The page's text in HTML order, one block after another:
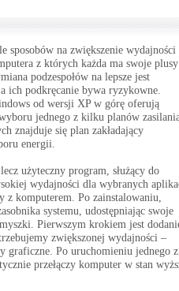
sposobów na zwiększenie wydajności
z których każda ma swoje
podzespołów na lepsze jest
ich podkręcanie bywa ryzykowne.
od wersji XP w górę oferują
jednego z kilku planów
znajduje się plan zakładający
energii.
użyteczny program, służący do
wydajności dla wybranych
z komputerem. Po zainstalowaniu,
systemu, udostępniając swoje
Pierwszym krokiem jest
zwiększonej wydajności –
graficzne. Po uruchomieniu jednego z
przełączy komputer w stan